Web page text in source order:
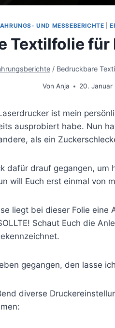
UND MESSEBERICHTE |
Textilfolie
/ Bedruckbare
Von Anja 20. Januar
ist mein
ausprobiert habe. Nun
als ein
dafür drauf gegangen,
will Euch erst einmal von
liegt bei dieser Folie eine
Schaut Euch die
gegangen, den lasse
diverse